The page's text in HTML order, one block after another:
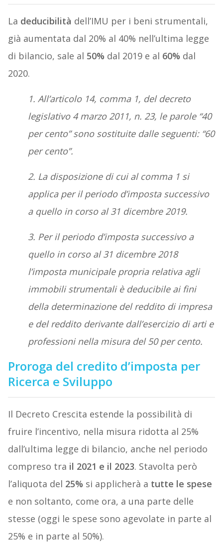
La deducibilità dell’IMU per i beni strumentali,
già aumentata dal 20% al 40% nell’ultima legge
di bilancio, sale al 50% dal 2019 e al 60% dal
2020.
1. All’articolo 14, comma 1, del decreto
legislativo 4 marzo 2011, n. 23, le parole “40
per cento” sono sostituite dalle seguenti: “60
per cento”.
2. La disposizione di cui al comma 1 si
applica per il periodo d’imposta successivo
a quello in corso al 31 dicembre 2019.
3. Per il periodo d’imposta successivo a
quello in corso al 31 dicembre 2018
l’imposta municipale propria relativa agli
immobili strumentali è deducibile ai fini
della determinazione del reddito di impresa
e del reddito derivante dall’esercizio di arti e
professioni nella misura del 50 per cento.
Proroga del credito d’imposta per
Ricerca e Sviluppo
Il Decreto Crescita estende la possibilità di
fruire l’incentivo, nella misura ridotta al 25%
dall’ultima legge di bilancio, anche nel periodo
compreso tra il 2021 e il 2023. Stavolta però
l’aliquota del 25% si applicherà a tutte le spese
e non soltanto, come ora, a una parte delle
stesse (oggi le spese sono agevolate in parte al
25% e in parte al 50%).